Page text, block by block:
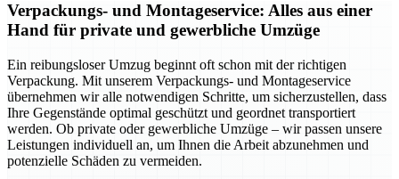
Verpackungs- und Montageservice: Alles aus einer
Hand für private und gewerbliche Umzüge
Ein reibungsloser Umzug beginnt oft schon mit der richtigen
Verpackung. Mit unserem Verpackungs- und Montageservice
übernehmen wir alle notwendigen Schritte, um sicherzustellen, dass
Ihre Gegenstände optimal geschützt und geordnet transportiert
werden. Ob private oder gewerbliche Umzüge – wir passen unsere
Leistungen individuell an, um Ihnen die Arbeit abzunehmen und
potenzielle Schäden zu vermeiden.